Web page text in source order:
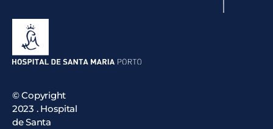
© Copyright
2023 . Hospital
de Santa